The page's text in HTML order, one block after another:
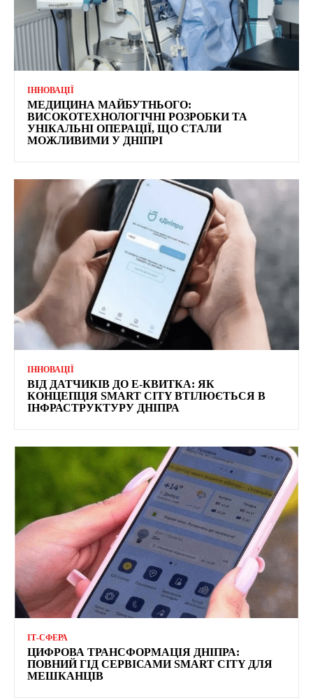
ІННОВАЦІЇ
МЕДИЦИНА МАЙБУТНЬОГО:
ВИСОКОТЕХНОЛОГІЧНІ РОЗРОБКИ ТА
УНІКАЛЬНІ ОПЕРАЦІЇ, ЩО СТАЛИ
МОЖЛИВИМИ У ДНІПРІ
ІННОВАЦІЇ
ВІД ДАТЧИКІВ ДО Е-КВИТКА: ЯК
КОНЦЕПЦІЯ SMART CITY ВТІЛЮЄТЬСЯ В
ІНФРАСТРУКТУРУ ДНІПРА
ІТ-СФЕРА
ЦИФРОВА ТРАНСФОРМАЦІЯ ДНІПРА:
ПОВНИЙ ГІД СЕРВІСАМИ SMART CITY ДЛЯ
МЕШКАНЦІВ